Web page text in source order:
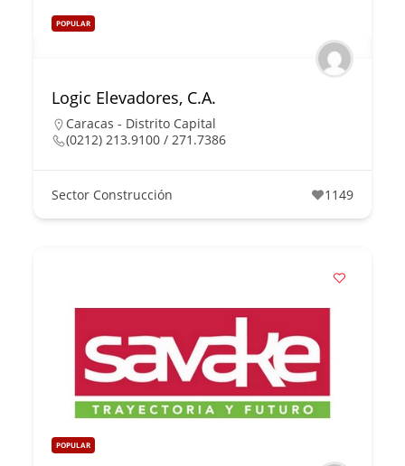
POPULAR
Logic Elevadores, C.A.
Caracas - Distrito Capital
(0212) 213.9100 / 271.7386
Sector Construcción 1149
POPULAR